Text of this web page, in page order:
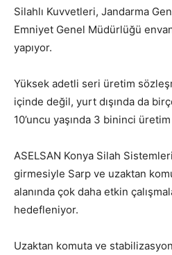
Silahlı Kuvvetleri, Jandarma
Emniyet Genel Müdürlüğü
yapıyor.
Yüksek adetli seri üretim
içinde değil, yurt dışında da
10’uncu yaşında 3 bininci üretim
ASELSAN Konya Silah
girmesiyle Sarp ve uzaktan
alanında çok daha etkin
hedefleniyor.
Uzaktan komuta ve